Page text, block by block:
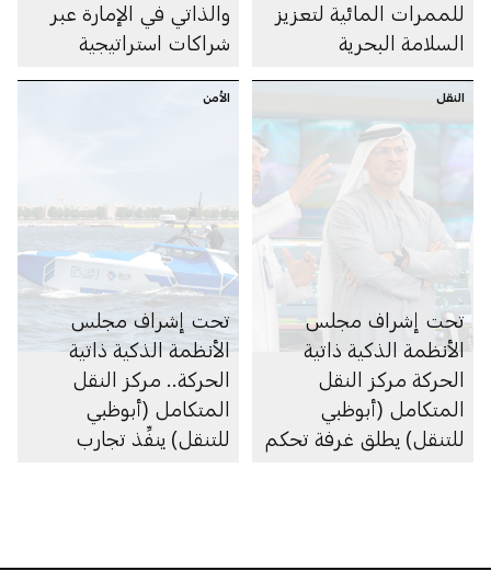
للممرات المائية لتعزيز
السلامة البحرية
والذاتي في الإمارة عبر
شراكات استراتيجية
النقل
تحت إشراف مجلس
الأنظمة الذكية ذاتية
الحركة مركز النقل
المتكامل (أبوظبي
للتنقل) يطلق غرفة تحكم
الأمن
تحت إشراف مجلس
الأنظمة الذكية ذاتية
الحركة.. مركز النقل
المتكامل (أبوظبي
للتنقل) ينفِّذ تجارب